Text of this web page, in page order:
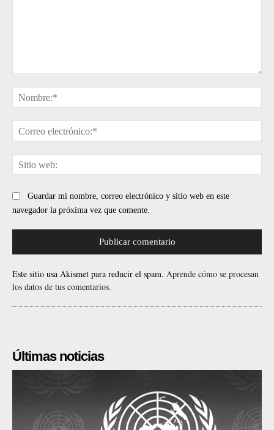
Guardar mi nombre, correo electrónico y sitio web en este
navegador la próxima vez que comente.
Este sitio usa Akismet para reducir el spam. Aprende cómo se procesan
los datos de tus comentarios.
Últimas noticias